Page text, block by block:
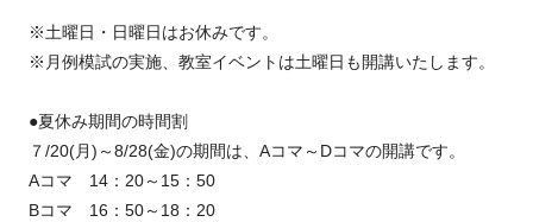
※土曜日・日曜日はお休みです。
※月例模試の実施、教室イベントは土曜日も開講いたします。
●夏休み期間の時間割
７/20(月)～8/28(金)の期間は、Aコマ～Dコマの開講です。
Aコマ 14：20～15：50
Bコマ 16：50～18：20